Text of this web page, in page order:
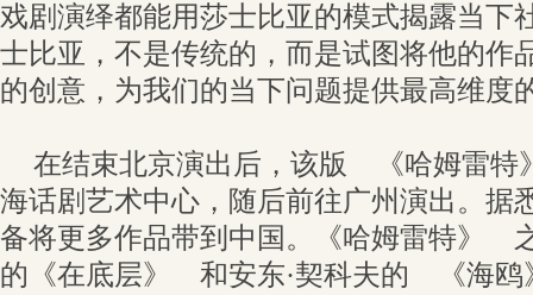
戏剧演绎都能用莎士比亚的模式揭露当下
士比亚，不是传统的，而是试图将他的作
的创意，为我们的当下问题提供最高维度
在结束北京演出后，该版 《哈姆雷
海话剧艺术中心，随后前往广州演出。据
备将更多作品带到中国。《哈姆雷特》
的《在底层》 和安东·契科夫的 《海